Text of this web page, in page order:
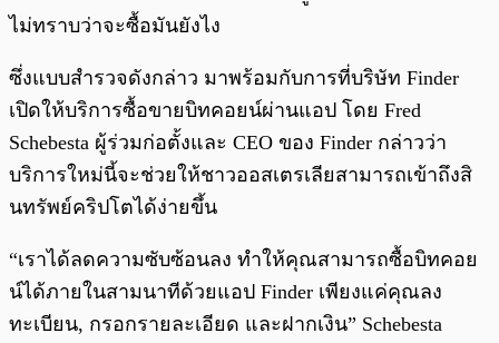
ไม่ทราบว่าจะซื้อมันยังไง
ซึ่งแบบสำรวจดังกล่าว มาพร้อมกับการที่บริษัท Finder
เปิดให้บริการซื้อขายบิทคอยน์ผ่านแอป โดย Fred
Schebesta ผู้ร่วมก่อตั้งและ CEO ของ Finder กล่าวว่า
บริการใหม่นี้จะช่วยให้ชาวออสเตรเลียสามารถเข้าถึงสิ
นทรัพย์คริปโตได้ง่ายขึ้น
“เราได้ลดความซับซ้อนลง ทำให้คุณสามารถซื้อบิทคอย
น์ได้ภายในสามนาทีด้วยแอป Finder เพียงแค่คุณลง
ทะเบียน, กรอกรายละเอียด และฝากเงิน” Schebesta